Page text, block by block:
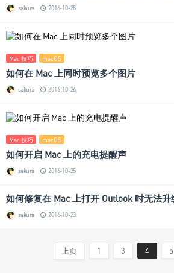
sakura 2016-10-28
Mac 技巧 macOS
如何在 Mac 上同时预览多个图片
sakura 2016-10-26
Mac 技巧 macOS
如何开启 Mac 上的充电提醒声
sakura 2016-10-25
如何修复在 Mac 上打开 Outlook 时无法
sakura 2016-10-23
上页 1 3 4 5